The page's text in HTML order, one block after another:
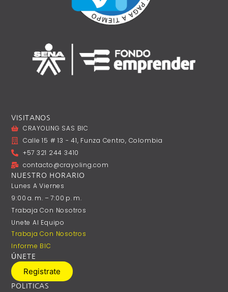
VISITANOS
CRAYOLING SAS BIC
Calle 15 # 13 - 41, Funza Centro, Colombia
+57 321 244 3410
contacto@crayoling.com
NUESTRO HORARIO
Lunes A ‎Viernes
9:00 A. M. – 7:00 P. M.
Trabaja Con Nosotros
Unete Al Equipo
Trabaja Con Nosotros
Informe BIC
ÚNETE
Registrate
POLITICAS